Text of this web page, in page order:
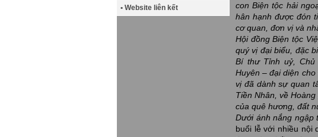
• Website liên kết
con Biện tộc hải
hân hạnh được đón
cơ quan, đơn vị và
Hội đồng Biện tộc
quý vị đại biểu, đặc
Bí thư Tỉnh uỷ, Chủ
Huyên – đại diện
vị đã dành sự quan
Tiền Nhân, về
của quê hương, đất
Dưới ánh nắng ngập
buổi lễ với nhiều nội